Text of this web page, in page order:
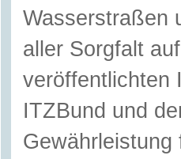
Wasserstraßen
aller Sorgfalt
veröffentlichten
ITZBund und